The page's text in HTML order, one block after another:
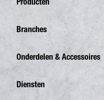
Overzicht Canter
7,5 Ton
8,55 Ton
Branches
Overzicht Branches
Afvalverzameling
Onderdelen & Accessoires
Overzicht
Diensten